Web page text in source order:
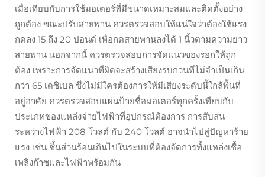
เมื่อเทียบกับการใช้มอเตอร์ที่มีขนาดเหมาะสมและติดตั้งอย่าง
ถูกต้อง ขณะปรับสายพาน ควรตรวจสอบให้แน่ใจว่าต้องใช้แรง
กดลง 15 ถึง 20 ปอนด์ เพื่อกดสายพานลงได้ 1 นิ้วตามความยาว
สายพาน นอกจากนี้ ควรตรวจสอบการจัดแนวของรอกให้ถูก
ต้อง เพราะการจัดแนวที่ผิดจะสร้างเสียงรบกวนที่ไม่จำเป็นเกิน
กว่า 65 เดซิเบล ซึ่งไม่มีใครต้องการให้มีเสียงระดับนี้ใกล้พื้นที่
อยู่อาศัย ควรตรวจสอบแผ่นป้ายชื่อมอเตอร์ทุกครั้งเทียบกับ
ประเภทของแหล่งจ่ายไฟฟ้าที่อุปกรณ์ต้องการ การสับสน
ระหว่างไฟฟ้า 208 โวลต์ กับ 240 โวลต์ อาจนำไปสู่ปัญหาร้าย
แรง เช่น ชิ้นส่วนร้อนเกินไปในระบบที่ต้องจัดการทั้งแหล่งเชื้อ
เพลิงก๊าซและไฟฟ้าพร้อมกัน